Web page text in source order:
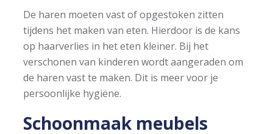
De haren moeten vast of opgestoken zitten
tijdens het maken van eten. Hierdoor is de kans
op haarverlies in het eten kleiner. Bij het
verschonen van kinderen wordt aangeraden om
de haren vast te maken. Dit is meer voor je
persoonlijke hygiëne.
Schoonmaak meubels